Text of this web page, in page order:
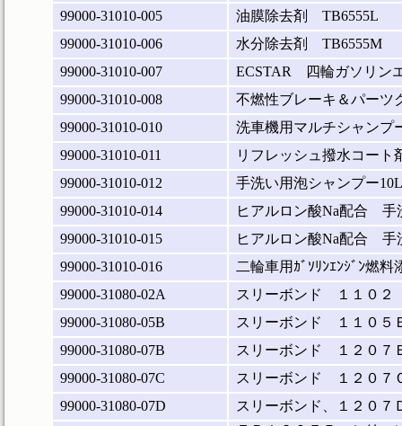
99000-31010-005
油膜除去剤 TB6555L
99000-31010-006
水分除去剤 TB6555M
99000-31010-007
ECSTAR 四輪ガソリ
99000-31010-008
不燃性ブレーキ＆パーツ
99000-31010-010
洗車機用マルチシャンプ
99000-31010-011
リフレッシュ撥水コート
99000-31010-012
手洗い用泡シャンプー10L
99000-31010-014
ヒアルロン酸Na配合 手
99000-31010-015
ヒアルロン酸Na配合 手
99000-31010-016
二輪車用ｶﾞｿﾘﾝｴﾝｼﾞﾝ燃料
99000-31080-02A
スリーボンド １１０２
99000-31080-05B
スリーボンド １１０５
99000-31080-07B
スリーボンド １２０７
99000-31080-07C
スリーボンド １２０７
99000-31080-07D
スリーボンド、１２０７